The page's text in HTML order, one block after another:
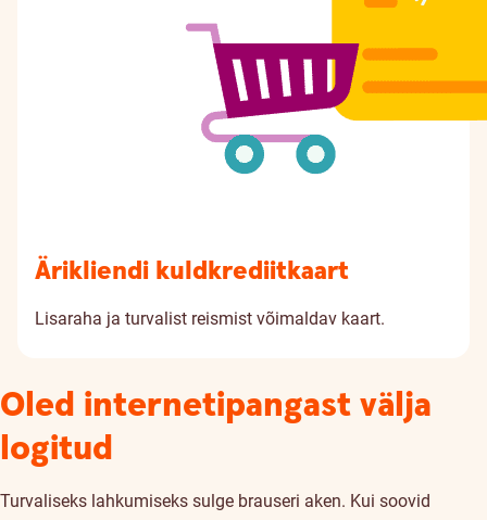
Ärikliendi kuldkrediitkaart
Lisaraha ja turvalist reismist võimaldav kaart.
Oled internetipangast välja
logitud
Turvaliseks lahkumiseks sulge brauseri aken. Kui soovid